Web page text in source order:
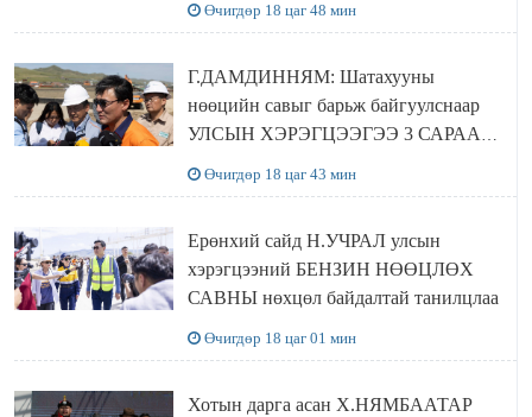
Өчигдөр 18 цаг 48 мин
Г.ДАМДИННЯМ: Шатахууны
нөөцийн савыг барьж байгуулснаар
УЛСЫН ХЭРЭГЦЭЭГЭЭ 3 САРААР
Өчигдөр 18 цаг 43 мин
Ерөнхий сайд Н.УЧРАЛ улсын
хэрэгцээний БЕНЗИН НӨӨЦЛӨХ
САВНЫ нөхцөл байдалтай танилцлаа
Өчигдөр 18 цаг 01 мин
Хотын дарга асан Х.НЯМБААТАР